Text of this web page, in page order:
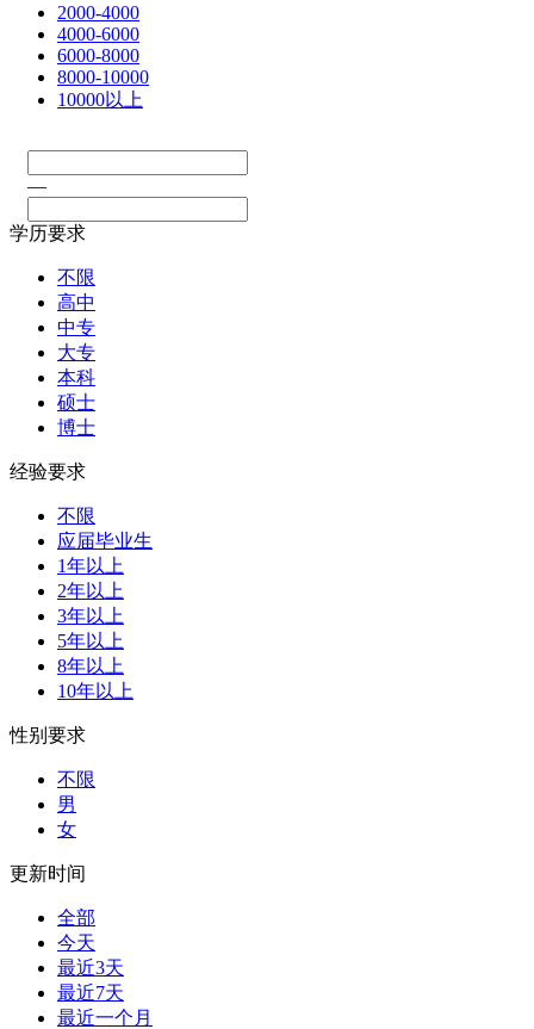
2000-4000
4000-6000
6000-8000
8000-10000
10000以上
—
学历要求
不限
高中
中专
大专
本科
硕士
博士
经验要求
不限
应届毕业生
1年以上
2年以上
3年以上
5年以上
8年以上
10年以上
性别要求
不限
男
女
更新时间
全部
今天
最近3天
最近7天
最近一个月